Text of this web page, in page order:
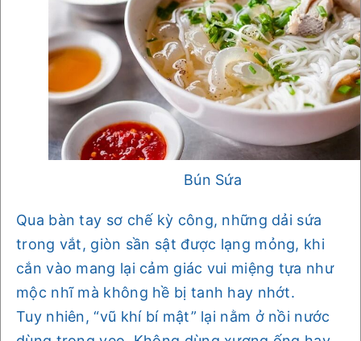
Bún Sứa
Qua bàn tay sơ chế kỳ công, những dải sứa
trong vắt, giòn sần sật được lạng mỏng, khi
cắn vào mang lại cảm giác vui miệng tựa như
mộc nhĩ mà không hề bị tanh hay nhớt.
Tuy nhiên, “vũ khí bí mật” lại nằm ở nồi nước